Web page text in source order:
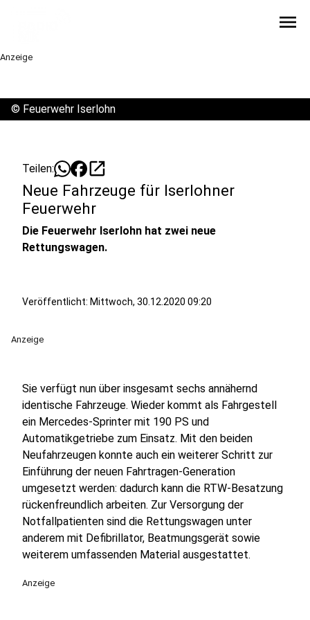
menu
Anzeige
© Feuerwehr Iserlohn
Teilen: open_in_new
Neue Fahrzeuge für Iserlohner
Feuerwehr
Die Feuerwehr Iserlohn hat zwei neue
Rettungswagen.
Veröffentlicht: Mittwoch, 30.12.2020 09:20
Anzeige
Sie verfügt nun über insgesamt sechs annähernd
identische Fahrzeuge. Wieder kommt als Fahrgestell
ein Mercedes-Sprinter mit 190 PS und
Automatikgetriebe zum Einsatz. Mit den beiden
Neufahrzeugen konnte auch ein weiterer Schritt zur
Einführung der neuen Fahrtragen-Generation
umgesetzt werden: dadurch kann die RTW-Besatzung
rückenfreundlich arbeiten. Zur Versorgung der
Notfallpatienten sind die Rettungswagen unter
anderem mit Defibrillator, Beatmungsgerät sowie
weiterem umfassenden Material ausgestattet.
Anzeige